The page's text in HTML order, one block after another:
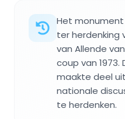
Het monument
ter herdenking
van Allende
coup van 1973.
maakte deel
nationale
te herdenken.